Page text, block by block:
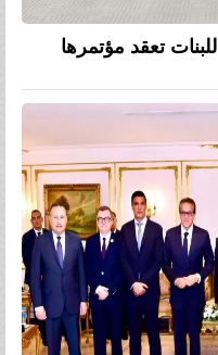
تعقد مؤتمرها